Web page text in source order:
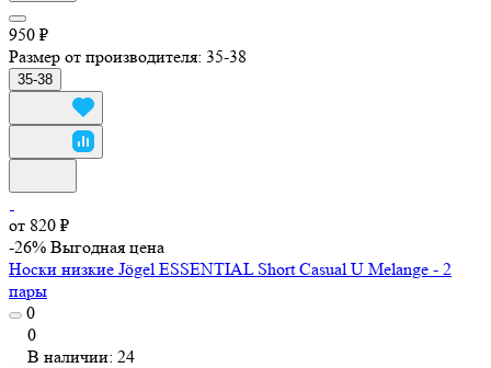
950 ₽
Размер от производителя: 35-38
35-38
от 820 ₽
-26% Выгодная цена
Носки низкие Jögel ESSENTIAL Short Casual U Melange - 2
пары
0
0
В наличии: 24